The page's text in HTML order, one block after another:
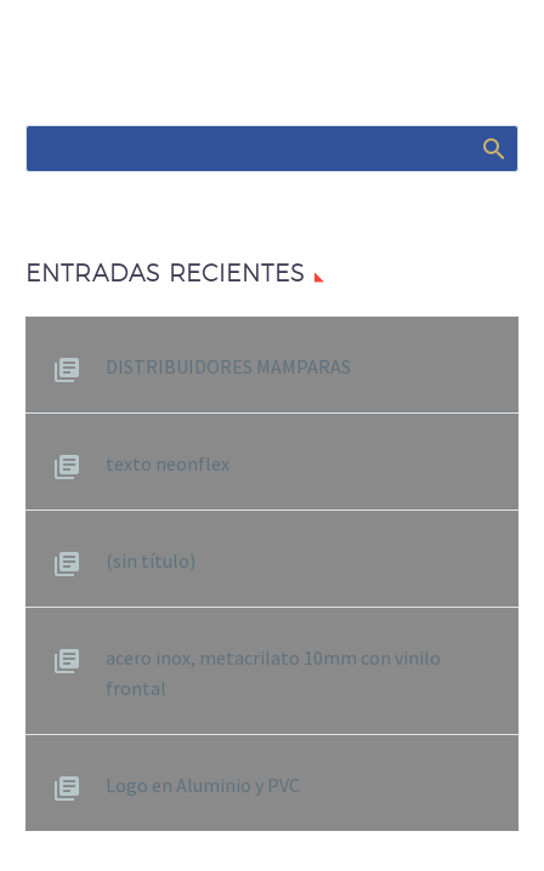
ENTRADAS RECIENTES
DISTRIBUIDORES MAMPARAS
texto neonflex
(sin título)
acero inox, metacrilato 10mm con vinilo
frontal
Logo en Aluminio y PVC